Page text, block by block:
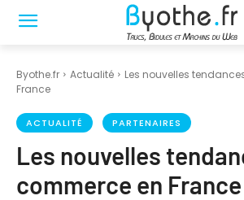
Byothe.fr Actualité
Les nouvelles
France
ACTUALITÉ PARTENAIRES
Les nouvelles
commerce en France